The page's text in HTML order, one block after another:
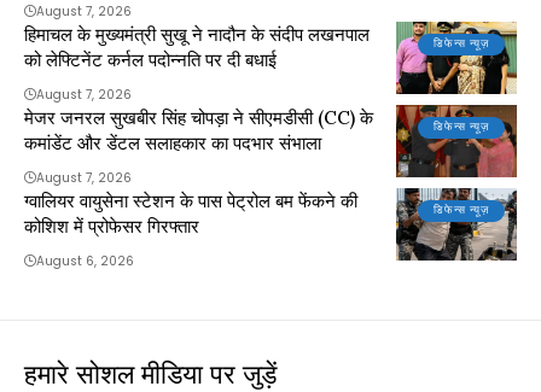
August 7, 2026
डिफेन्स न्यूज़
हिमाचल के मुख्यमंत्री सुखू ने नादौन के संदीप लखनपाल
को लेफ्टिनेंट कर्नल पदोन्नति पर दी बधाई
August 7, 2026
डिफेन्स न्यूज़
मेजर जनरल सुखबीर सिंह चोपड़ा ने सीएमडीसी (CC) के
कमांडेंट और डेंटल सलाहकार का पदभार संभाला
August 7, 2026
डिफेन्स न्यूज़
ग्वालियर वायुसेना स्टेशन के पास पेट्रोल बम फेंकने की
कोशिश में प्रोफेसर गिरफ्तार
August 6, 2026
हमारे सोशल मीडिया पर जुड़ें